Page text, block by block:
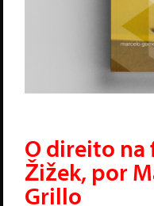
O direito na
Žižek, por
Grillo